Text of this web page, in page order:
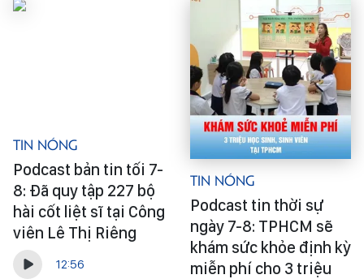
Tin Nóng
Podcast bản tin tối 7-
8: Đã quy tập 227 bộ
hài cốt liệt sĩ tại Công
viên Lê Thị Riêng
12:56
Tin Nóng
Podcast tin thời sự
ngày 7-8: TPHCM sẽ
khám sức khỏe định kỳ
miễn phí cho 3 triệu